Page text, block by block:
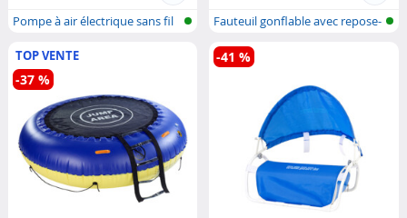
Pompe à air électrique sans fil
Fauteuil gonflable avec repose-
pied...
TOP VENTE
-37 %
-41 %